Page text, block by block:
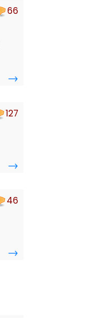
66
→
127
→
46
→